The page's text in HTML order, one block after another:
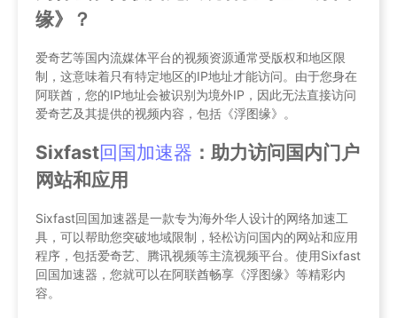
缘》？
爱奇艺等国内流媒体平台的视频资源通常受版权和地区限
制，这意味着只有特定地区的IP地址才能访问。由于您身在
阿联酋，您的IP地址会被识别为境外IP，因此无法直接访问
爱奇艺及其提供的视频内容，包括《浮图缘》。
Sixfast回国加速器 ：助力访问国内门户
网站和应用
Sixfast回国加速器是一款专为海外华人设计的网络加速工
具，可以帮助您突破地域限制，轻松访问国内的网站和应用
程序，包括爱奇艺、腾讯视频等主流视频平台。使用Sixfast
回国加速器，您就可以在阿联酋畅享《浮图缘》等精彩内
容。